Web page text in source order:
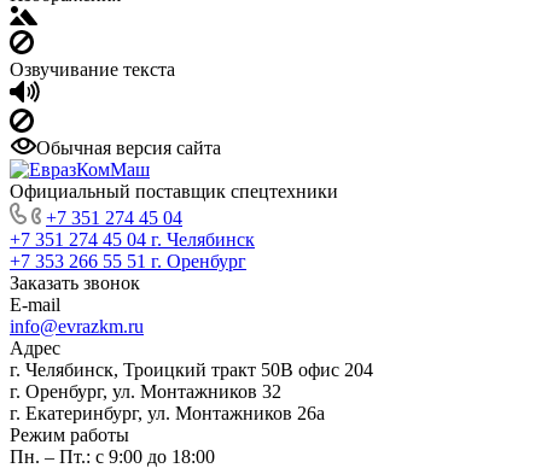
Озвучивание текста
Обычная версия сайта
Официальный поставщик спецтехники
+7 351 274 45 04
+7 351 274 45 04 г. Челябинск
+7 353 266 55 51 г. Оренбург
Заказать звонок
E-mail
info@evrazkm.ru
Адрес
г. Челябинск, Троицкий тракт 50В офис 204
г. Оренбург, ул. Монтажников 32
г. Екатеринбург, ул. Монтажников 26а
Режим работы
Пн. – Пт.: с 9:00 до 18:00